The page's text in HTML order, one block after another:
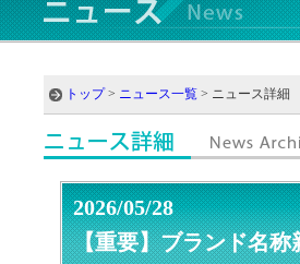
トップ> ニュース一覧 > ニュース詳細
2026/05/28
【重要】ブランド名